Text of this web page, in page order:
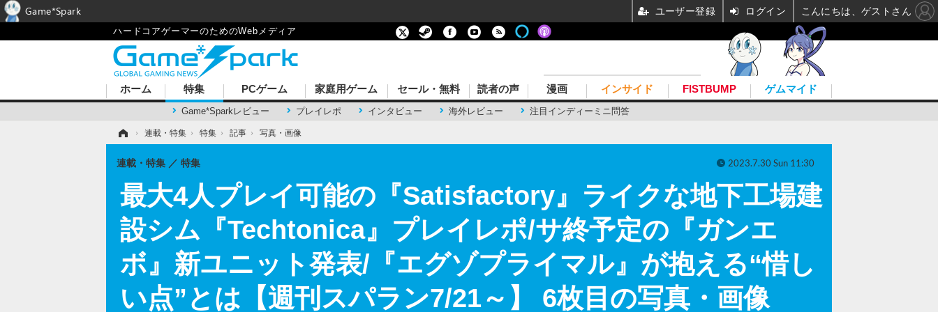
ハードコアゲーマーのためのWebメディア
ホーム 特集
Game*Sparkレビュー プレイレポ インタビュー 海外レビュー 注目インディーミニ問答
PCゲーム 家庭用ゲーム セール・無料 読者の声 漫画 インサイド FISTBUMP ゲムマイド
› 連載・特集 › 特集 › 記事 › 写真・画像
最大4人プレイ可能の『Satisfactory』ライクな地下工場建
設シム『Techtonica』プレイレポ/サ終予定の『ガンエ
ボ』新ユニット発表/『エグゾプライマル』が抱える“惜し
い点”とは【週刊スパラン7/21～】 6枚目の写真・画像
連載・特集 特集 2023.7.30 Sun 11:30
Game*Spark ユーザー登録 ログイン こんにちは、ゲストさん